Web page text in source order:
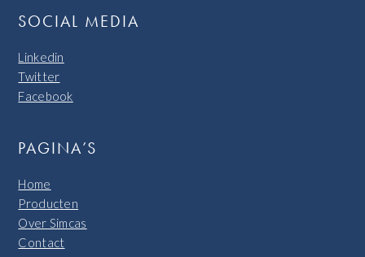
SOCIAL MEDIA
Linkedin
Twitter
Facebook
PAGINA’S
Home
Producten
Over Simcas
Contact